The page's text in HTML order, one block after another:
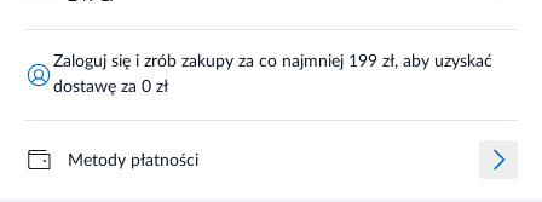
Zaloguj się i zrób zakupy za co najmniej 199 zł, aby uzyskać
dostawę za 0 zł
Metody płatności